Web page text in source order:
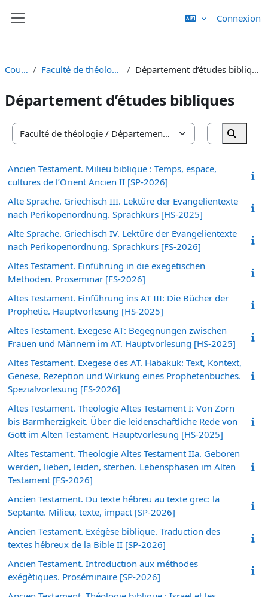
Connexion
Cours Faculté de théologie Département d’études bibliques
Département d’études bibliques
Catégories de cours
Ancien Testament. Milieu biblique : Temps, espace,
cultures de l’Orient Ancien II [SP-2026]
Alte Sprache. Griechisch III. Lektüre der Evangelientexte
nach Perikopenordnung. Sprachkurs [HS-2025]
Alte Sprache. Griechisch IV. Lektüre der Evangelientexte
nach Perikopenordnung. Sprachkurs [FS-2026]
Altes Testament. Einführung in die exegetischen
Methoden. Proseminar [FS-2026]
Altes Testament. Einführung ins AT III: Die Bücher der
Prophetie. Hauptvorlesung [HS-2025]
Altes Testament. Exegese AT: Begegnungen zwischen
Frauen und Männern im AT. Hauptvorlesung [HS-2025]
Altes Testament. Exegese des AT. Habakuk: Text, Kontext,
Genese, Rezeption und Wirkung eines Prophetenbuches.
Spezialvorlesung [FS-2026]
Altes Testament. Theologie Altes Testament I: Von Zorn
bis Barmherzigkeit. Über die leidenschaftliche Rede von
Gott im Alten Testament. Hauptvorlesung [HS-2025]
Altes Testament. Theologie Altes Testament IIa. Geboren
werden, lieben, leiden, sterben. Lebensphasen im Alten
Testament [FS-2026]
Ancien Testament. Du texte hébreu au texte grec: la
Septante. Milieu, texte, impact [SP-2026]
Ancien Testament. Exégèse biblique. Traduction des
textes hébreux de la Bible II [SP-2026]
Ancien Testament. Introduction aux méthodes
exégètiques. Proséminaire [SP-2026]